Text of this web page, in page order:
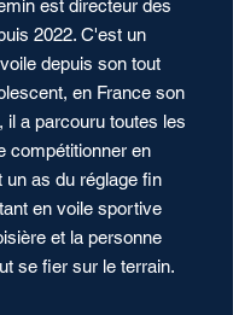
est directeur des
2022. C'est un
depuis son tout
en France son
il a parcouru toutes les
compétitionner en
un as du réglage fin
en voile sportive
et la personne
se fier sur le terrain.